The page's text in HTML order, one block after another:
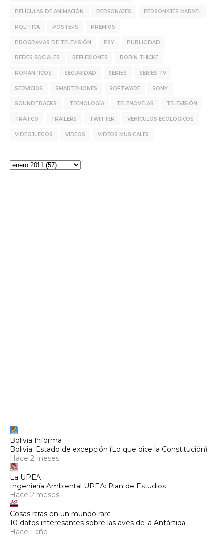
PELÍCULAS DE ANIMACIÓN PERSONAJES PERSONAJES MARVEL
POLÍTICA POSTERS PREMIOS
PROGRAMAS DE TELEVISIÓN PSY PUBLICIDAD
REDES SOCIALES REFLEXIONES ROBIN THICKE
ROMÁNTICOS SEGURIDAD SERIES SERIES TV
SERVICIOS SMARTPHONES SOFTWARE SONY
SOUNDTRACKS TECNOLOGÍA TELENOVELAS TELEVISIÓN
TRÁIFCO TRÁILERS TWITTER VEHÍCULOS ECOLÓGICOS
VIDEOJUEGOS VIDEOS VIDEOS MUSICALES
Bolivia Informa
Bolivia: Estado de excepción (Lo que dice la Constitución)
Hace 2 meses
La UPEA
Ingeniería Ambiental UPEA: Plan de Estudios
Hace 2 meses
Cosas raras en un mundo raro
10 datos interesantes sobre las aves de la Antártida
Hace 1 año